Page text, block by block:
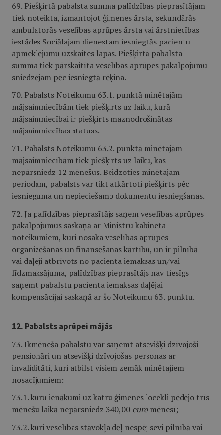
69. Piešķirtā pabalsta summa palīdzības pieprasītājam
tiek noteikta, izmantojot ģimenes ārsta, sekundārās
ambulatorās veselības aprūpes ārsta vai ārstniecības
iestādes Sociālajam dienestam iesniegtās pacientu
apmeklējumu uzskaites lapas. Piešķirtā pabalsta
summa tiek pārskaitīta veselības aprūpes pakalpojumu
sniedzējam pēc iesniegtā rēķina.
70. Pabalsts Noteikumu 63.1. punktā minētajām
mājsaimniecībām tiek piešķirts uz laiku, kurā
mājsaimniecībai ir piešķirts maznodrošinātas
mājsaimniecības statuss.
71. Pabalsts Noteikumu 63.2. punktā minētajām
mājsaimniecībām tiek piešķirts uz laiku, kas
nepārsniedz 12 mēnešus. Beidzoties minētajam
periodam, pabalsts var tikt atkārtoti piešķirts pēc
iesnieguma un nepieciešamo dokumentu iesniegšanas.
72. Ja palīdzības pieprasītājs saņem veselības aprūpes
pakalpojumus saskaņā ar Ministru kabineta
noteikumiem, kuri nosaka veselības aprūpes
organizēšanas un finansēšanas kārtību, un ir pilnībā
vai daļēji atbrīvots no pacienta iemaksas un/vai
līdzmaksājuma, palīdzības pieprasītājs nav tiesīgs
saņemt pabalstu pacienta iemaksas daļējai
kompensācijai saskaņā ar šo Noteikumu 63. punktu.
12. Pabalsts aprūpei mājās
73. Ikmēneša pabalstu var saņemt atsevišķi dzīvojoši
pensionāri un atsevišķi dzīvojošas personas ar
invaliditāti, kuri atbilst visiem zemāk minētajiem
nosacījumiem:
73.1. kuru ienākumi uz katru ģimenes locekli pēdējo trīs
mēnešu laikā nepārsniedz 340,00 euromēnesī;
73.2. kuri veselības stāvokļa dēļ nespēj sevi pilnībā vai